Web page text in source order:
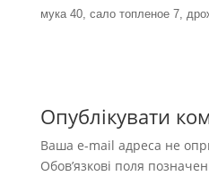
мука 40, сало топленое 7,
Опублікувати
Ваша e-mail адреса не
Обов’язкові поля